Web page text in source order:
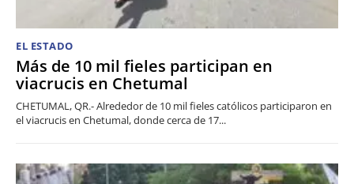
EL ESTADO
Más de 10 mil fieles participan en
viacrucis en Chetumal
CHETUMAL, QR.- Alrededor de 10 mil fieles católicos participaron en
el viacrucis en Chetumal, donde cerca de 17...